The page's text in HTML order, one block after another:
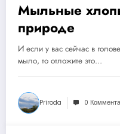
Мыльные
природе
И если у вас сейчас в
мыло, то отложите это…
Priroda 0